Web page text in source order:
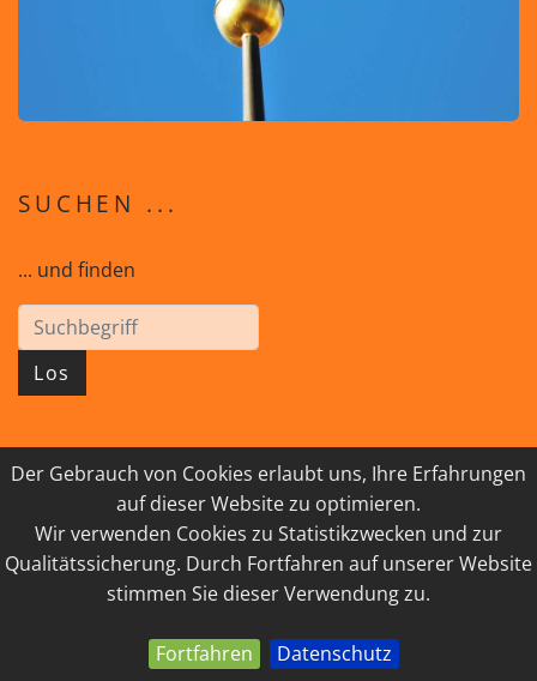
Der Gebrauch von Cookies erlaubt uns, Ihre Erfahrungen
auf dieser Website zu optimieren.
Wir verwenden Cookies zu Statistikzwecken und zur
Qualitätssicherung. Durch Fortfahren auf unserer Website
stimmen Sie dieser Verwendung zu.
Fortfahren Datenschutz
SUCHEN ...
... und finden
Los
© 2026 GEISTreich - Diözese Innsbruck
IMPRESSUM
LINKSAMMLUNG
DATENSCHUTZ
KONTAKT
powered by webEdition CMS